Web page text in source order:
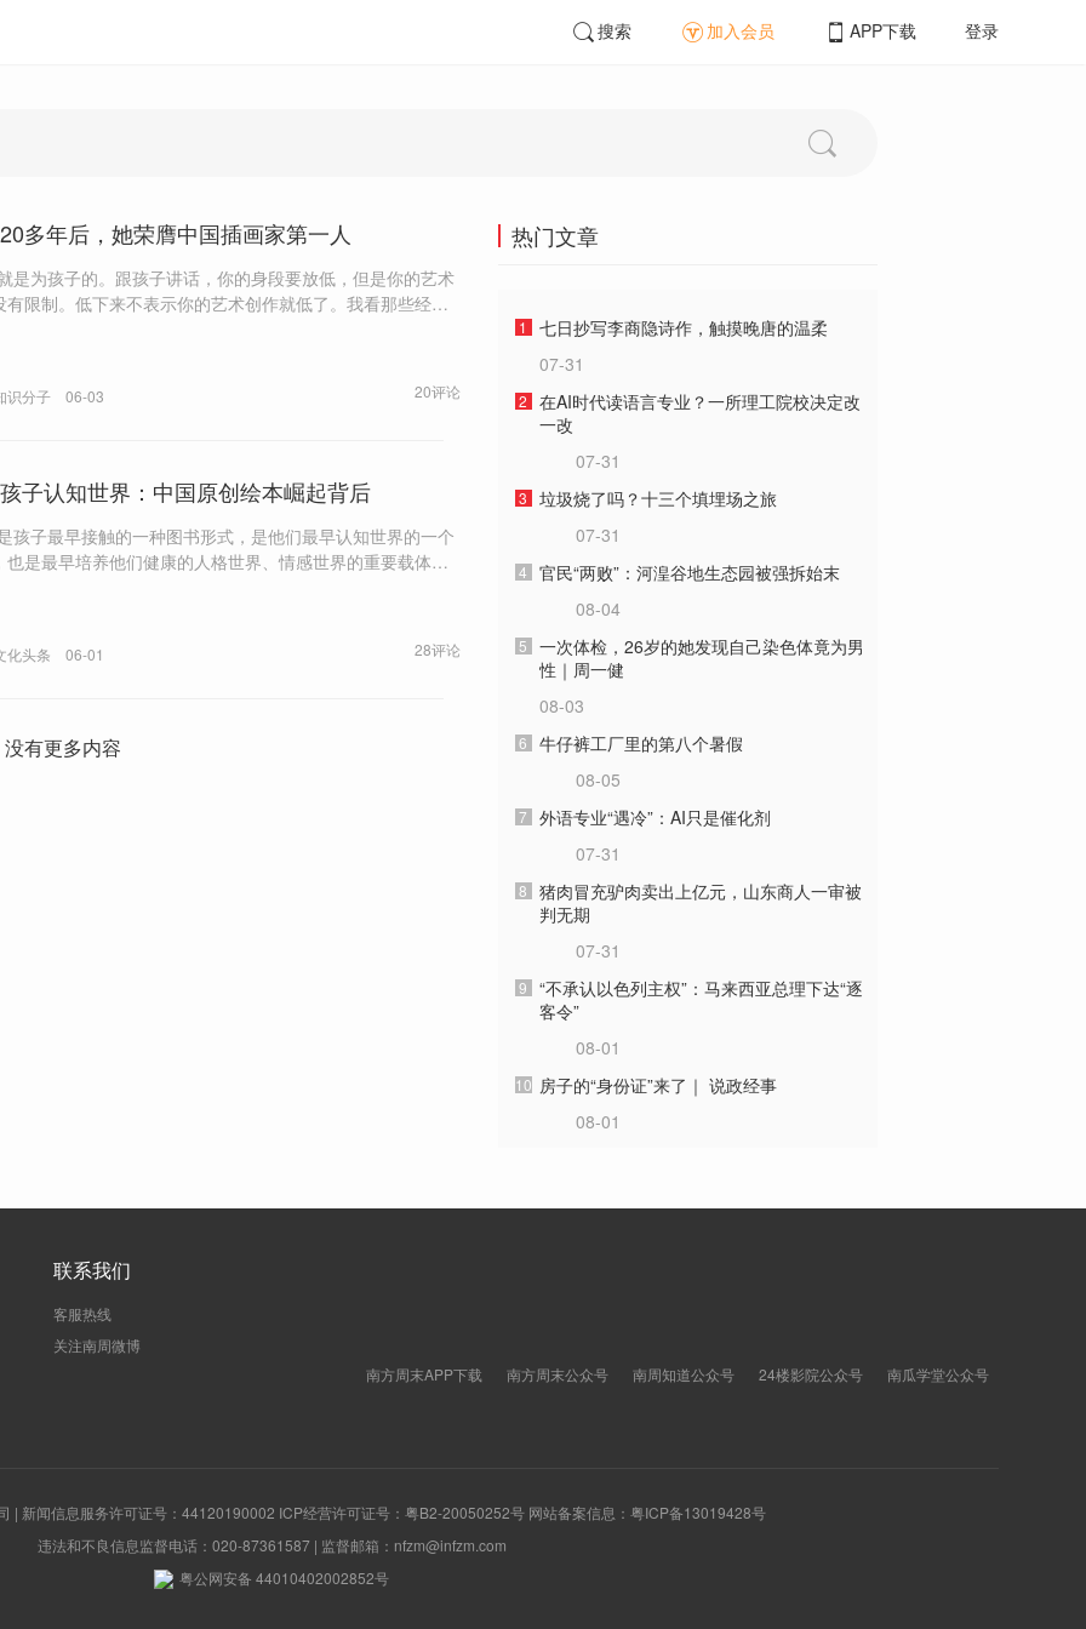
搜索 加入会员 APP下载 登录
多年后，她荣膺中国插画家第一人
是为孩子的。跟孩子讲话，你的身段要放低，但是你的艺术
有限制。低下来不表示你的艺术创作就低了。我看那些经典
识分子 06-03 20评论
子认知世界：中国原创绘本崛起背后
孩子最早接触的一种图书形式，是他们最早认知世界的一个
也是最早培养他们健康的人格世界、情感世界的重要载体。”
化头条 06-01 28评论
没有更多内容
热门文章
1
七日抄写李商隐诗作，触摸晚唐的温柔
07-31
2
在AI时代读语言专业？一所理工院校决定改
一改
07-31
3
垃圾烧了吗？十三个填埋场之旅
07-31
4
官民“两败”：河湟谷地生态园被强拆始末
08-04
5
一次体检，26岁的她发现自己染色体竟为男
性｜周一健
08-03
6
牛仔裤工厂里的第八个暑假
08-05
7
外语专业“遇冷”：AI只是催化剂
07-31
8
猪肉冒充驴肉卖出上亿元，山东商人一审被
判无期
07-31
9
“不承认以色列主权”：马来西亚总理下达“逐
客令”
08-01
10 房子的“身份证”来了｜ 说政经事
08-01
联系我们
客服热线
关注南周微博
南方周末APP下载
南方周末公众号 南周知道公众号 24楼影院公众号 南瓜学堂公众号
| 新闻信息服务许可证号：44120190002 ICP经营许可证号：粤B2-20050252号 网站备案信息： 粤ICP备13019428号
违法和不良信息监督电话：020-87361587 | 监督邮箱：nfzm@infzm.com
粤公网安备 44010402002852号